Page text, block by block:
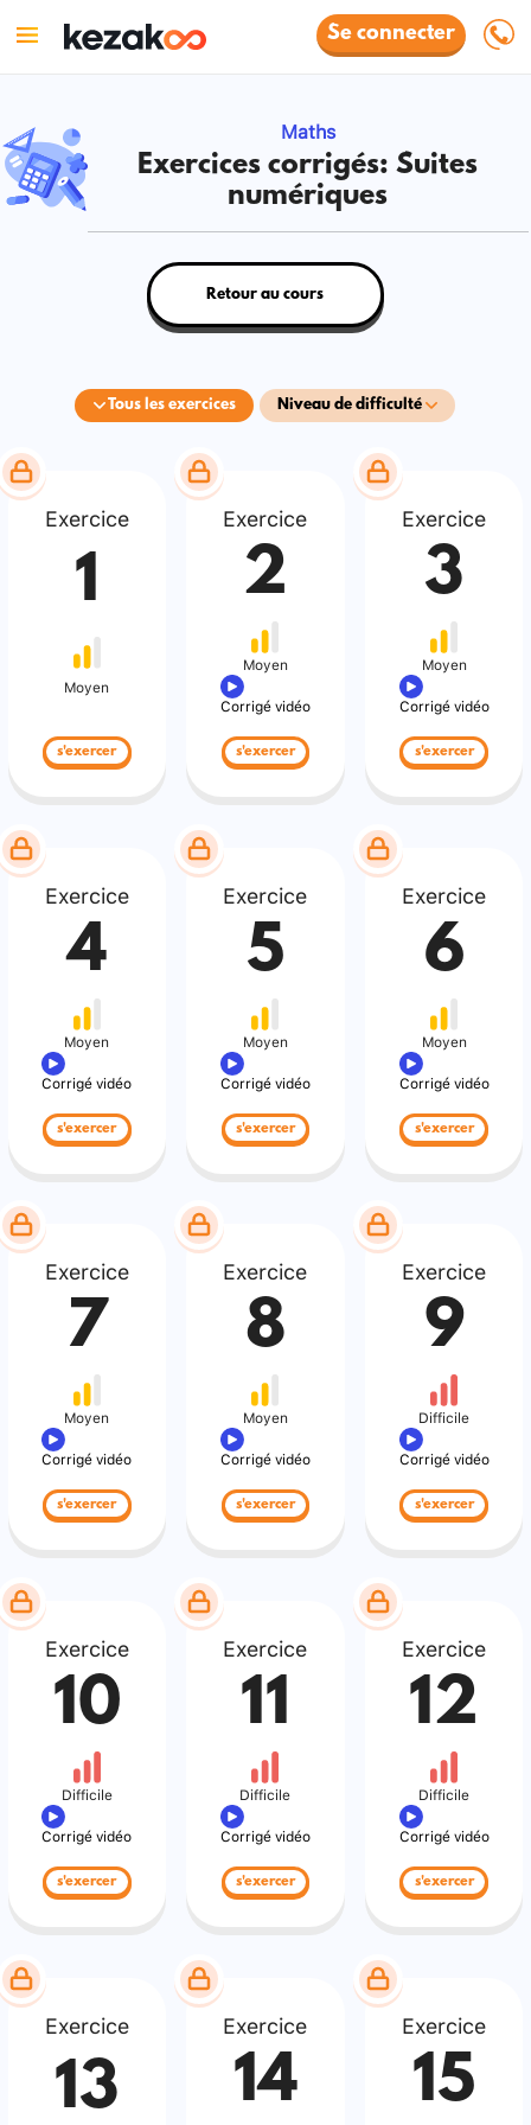
Se connecter
Maths
Exercices corrigés: Suites
numériques
Tous les exercices Niveau de difficulté
Retour au cours
Exercice
1
Moyen
s'exercer
Exercice
2
Moyen
Corrigé vidéo
s'exercer
Exercice
3
Moyen
Corrigé vidéo
s'exercer
Exercice
4
Moyen
Corrigé vidéo
s'exercer
Exercice
5
Moyen
Corrigé vidéo
s'exercer
Exercice
6
Moyen
Corrigé vidéo
s'exercer
Exercice
7
Moyen
Corrigé vidéo
s'exercer
Exercice
8
Moyen
Corrigé vidéo
s'exercer
Exercice
9
Difficile
Corrigé vidéo
s'exercer
Exercice
10
Difficile
Corrigé vidéo
s'exercer
Exercice
11
Difficile
Corrigé vidéo
s'exercer
Exercice
12
Difficile
Corrigé vidéo
s'exercer
Exercice
13
Exercice
14
Exercice
15